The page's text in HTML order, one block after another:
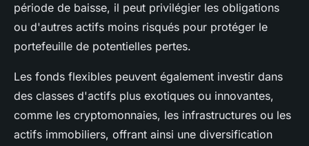
période de baisse, il peut privilégier les obligations
ou d'autres actifs moins risqués pour protéger le
portefeuille de potentielles pertes.
Les fonds flexibles peuvent également investir dans
des classes d'actifs plus exotiques ou innovantes,
comme les cryptomonnaies, les infrastructures ou les
actifs immobiliers, offrant ainsi une diversification